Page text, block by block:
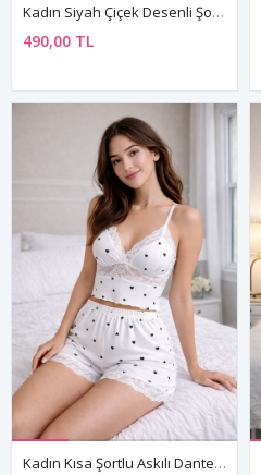
Kadın Siyah Çiçek Desenli Şortlu Pijama Takımı Dantelli Yumuşak Kolsuz Askılı Ev Giyim
490,00 TL
Kadın Kısa Şortlu Askılı Dantel Detaylı Kalp Desenli Beyaz Büstiyer Mini Pijama Takımı